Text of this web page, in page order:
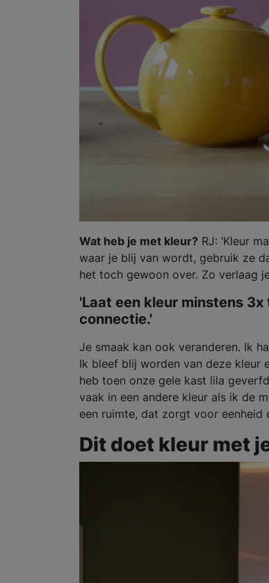
Wat heb je met kleur? RJ: ‘Kleur
waar je blij van wordt, gebruik ze
het toch gewoon over. Zo verlaag
'Laat een kleur minstens
connectie.'
Je smaak kan ook veranderen. Ik
Ik bleef blij worden van deze kleur
heb toen onze gele kast lila
vaak in een andere kleur als ik de
een ruimte, dat zorgt voor eenheid
Dit doet kleur met